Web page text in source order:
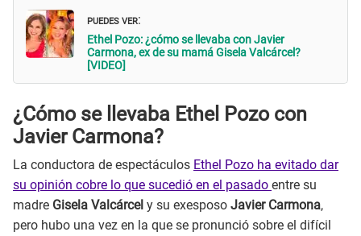
PUEDES VER:
Ethel Pozo: ¿cómo se llevaba con Javier
Carmona, ex de su mamá Gisela Valcárcel?
[VIDEO]
¿Cómo se llevaba Ethel Pozo con
Javier Carmona?
La conductora de espectáculos Ethel Pozo ha evitado dar
su opinión cobre lo que sucedió en el pasado entre su
madre Gisela Valcárcel y su exesposo Javier Carmona,
pero hubo una vez en la que se pronunció sobre el difícil